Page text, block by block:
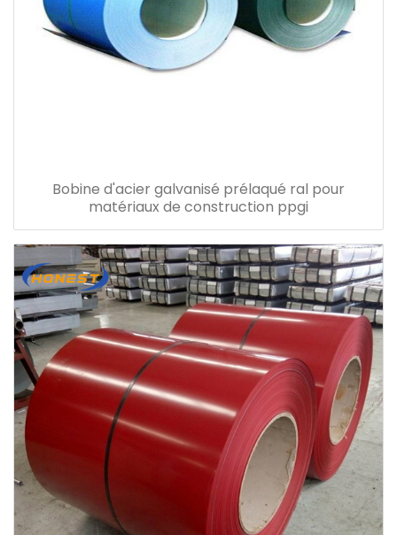
Bobine d'acier galvanisé prélaqué ral pour
matériaux de construction ppgi